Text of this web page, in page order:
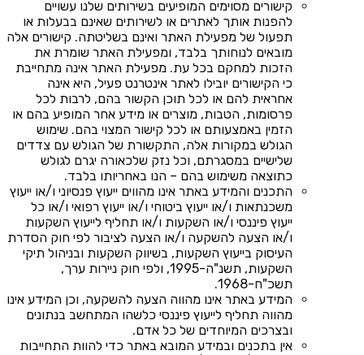
קישורים מסוימים המופיעים בשירותים שלנו עשויים
להפנות אותך לאתרים או לשירותים שאינם בבעלות או
תפעול של מפעילת האתר ואינם בשליטתה. קישורים אלה
מובאים לנוחותך בלבד, ומפעילת האתר שומרת את
הזכות למחקם בכל עת. מפעילת האתר אינה מתחייבת
כי הקישורים יובילו לאתר אינטרנט פעיל, היא אינה
אחראית להם או לכל תוכן הקשור בהם, לרבות לכל
פרסומות, הטבות, מוצרים או מידע אחר המופיע בהם או
הזמין באמצעותם או לכל קישור המצוי בהם. שימוש
הגולש במקורות אלה, התקשורת של הגולש עם צדדים
שלישיים במסגרתם, וכל נזק שלכאורה יגרם לגולש
כתוצאה משימוש בהם – הנו באחריותו בלבד.
התכנים והמידע באתר אינו מהווים ייעוץ פנסיוני ו/או ייעוץ
משכנתאות ו/או ייעוץ ביטוחי ו/או ייעוץ רפואי ו/או כל
ייעוץ פיננסי ו/או השקעות ו/או תחליף לייעוץ השקעות
ו/או הצעה להשקעה ו/או הצעה לציבור לפי חוק הסדרת
העיסוק בייעוץ השקעות, בשיווק השקעות ובניהול תיקי
השקעות, תשנ"ה-1995, ולפי חוק ניירות ערך,
תשכ"ח-1968.
המידע באתר אינו מהווה הצעה להשקעה, וכן המידע אינו
מהווה תחליף לייעוץ פיננסי כלשהו המתחשב בנתונים
ובצרכים המיוחדים של כל אדם.
אין בתכנים ובמידע המובא באתר כדי להוות התחייבות